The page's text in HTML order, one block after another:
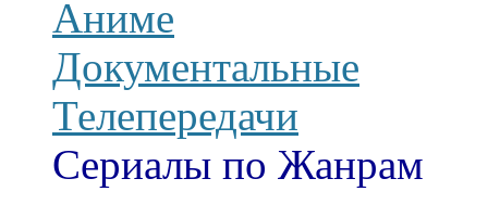
Аниме
Документальные
Телепередачи
Сериалы по Жанрам